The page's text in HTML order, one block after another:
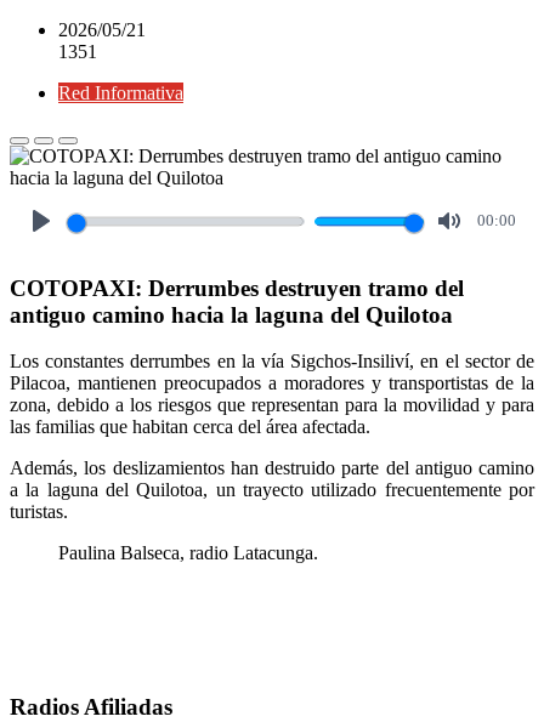
2026/05/21
1351
Red Informativa
00:00
COTOPAXI: Derrumbes destruyen tramo del
antiguo camino hacia la laguna del Quilotoa
Los constantes derrumbes en la vía Sigchos-Insiliví, en el sector de
Pilacoa, mantienen preocupados a moradores y transportistas de la
zona, debido a los riesgos que representan para la movilidad y para
las familias que habitan cerca del área afectada.
Además, los deslizamientos han destruido parte del antiguo camino
a la laguna del Quilotoa, un trayecto utilizado frecuentemente por
turistas.
Paulina Balseca, radio Latacunga.
Radios Afiliadas